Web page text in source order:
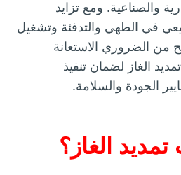
والصناعية. ومع تزايد
في الطهي والتدفئة وتشغيل
من الضروري الاستعانة
الغاز لضمان تنفيذ
الجودة والسلامة.
الغاز؟